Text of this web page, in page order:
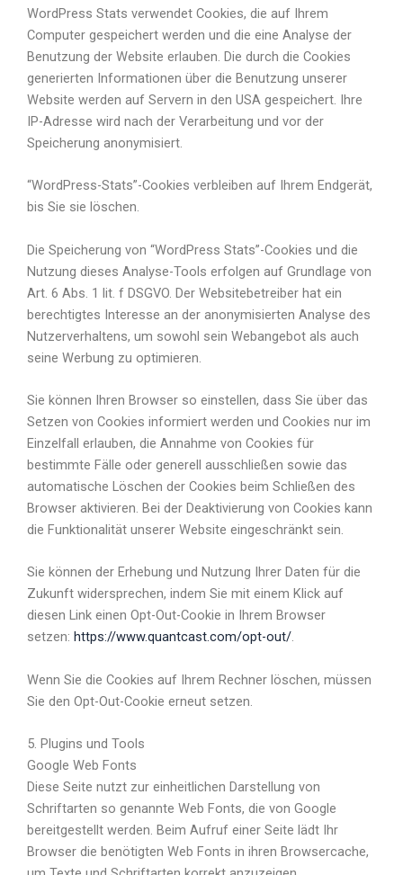
WordPress Stats verwendet Cookies, die auf Ihrem
Computer gespeichert werden und die eine Analyse der
Benutzung der Website erlauben. Die durch die Cookies
generierten Informationen über die Benutzung unserer
Website werden auf Servern in den USA gespeichert. Ihre
IP-Adresse wird nach der Verarbeitung und vor der
Speicherung anonymisiert.
“WordPress-Stats”-Cookies verbleiben auf Ihrem Endgerät,
bis Sie sie löschen.
Die Speicherung von “WordPress Stats”-Cookies und die
Nutzung dieses Analyse-Tools erfolgen auf Grundlage von
Art. 6 Abs. 1 lit. f DSGVO. Der Websitebetreiber hat ein
berechtigtes Interesse an der anonymisierten Analyse des
Nutzerverhaltens, um sowohl sein Webangebot als auch
seine Werbung zu optimieren.
Sie können Ihren Browser so einstellen, dass Sie über das
Setzen von Cookies informiert werden und Cookies nur im
Einzelfall erlauben, die Annahme von Cookies für
bestimmte Fälle oder generell ausschließen sowie das
automatische Löschen der Cookies beim Schließen des
Browser aktivieren. Bei der Deaktivierung von Cookies kann
die Funktionalität unserer Website eingeschränkt sein.
Sie können der Erhebung und Nutzung Ihrer Daten für die
Zukunft widersprechen, indem Sie mit einem Klick auf
diesen Link einen Opt-Out-Cookie in Ihrem Browser
setzen: https://www.quantcast.com/opt-out/.
Wenn Sie die Cookies auf Ihrem Rechner löschen, müssen
Sie den Opt-Out-Cookie erneut setzen.
5. Plugins und Tools
Google Web Fonts
Diese Seite nutzt zur einheitlichen Darstellung von
Schriftarten so genannte Web Fonts, die von Google
bereitgestellt werden. Beim Aufruf einer Seite lädt Ihr
Browser die benötigten Web Fonts in ihren Browsercache,